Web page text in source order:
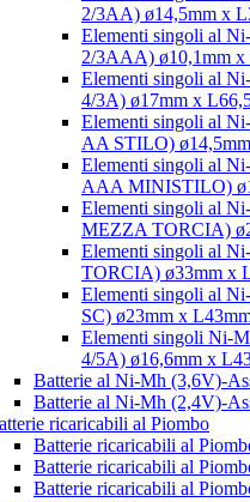
2/3AA) ø14,5mm x
Elementi singoli al
2/3AAA) ø10,1mm x
Elementi singoli al
4/3A) ø17mm x
Elementi singoli al
AA STILO)
Elementi singoli al
AAA MINISTILO)
Elementi singoli al
MEZZA TORCIA)
Elementi singoli al
TORCIA) ø33mm x
Elementi singoli al
SC) ø23mm x
Elementi singoli Ni-
4/5A) ø16,6mm x
Batterie al Ni-Mh (3,6V)-
Batterie al Ni-Mh (2,4V)-
ricaricabili al Piombo
Batterie ricaricabili al
Batterie ricaricabili al
Batterie ricaricabili al